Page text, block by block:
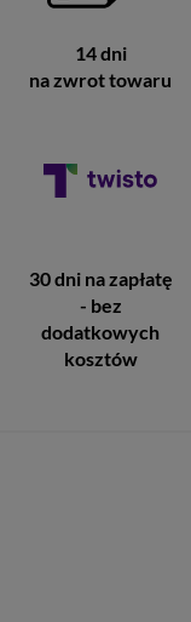
14 dni
na zwrot towaru
30 dni na zapłatę
- bez
dodatkowych
kosztów